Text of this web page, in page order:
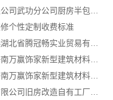
个性定制收费标准
局部改造家装明细报价，海南万赢饰家新型建筑材料有限公司
海南同城家装免费勘测，海南万赢饰家新型建筑材料有限公司